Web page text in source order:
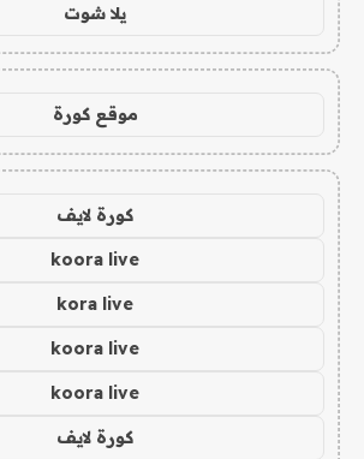
يلا شوت
موقع كورة
كورة لايف
koora live
kora live
koora live
koora live
كورة لايف